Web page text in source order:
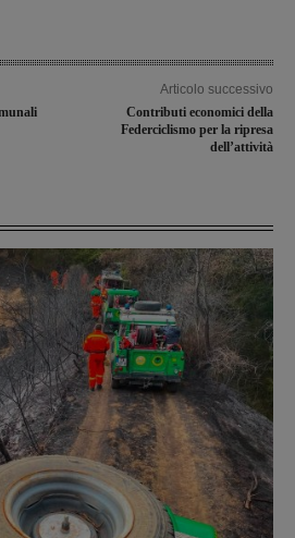
Articolo successivo
Contributi economici della
Federciclismo per la ripresa
dell’attività